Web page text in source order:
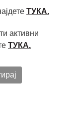
ТУКА.
активни
ТУКА.